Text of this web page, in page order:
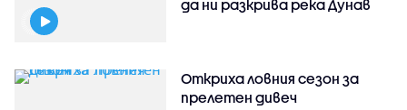
да ни разкрива река Дунав
Откриха ловния сезон за
прелетен дивеч